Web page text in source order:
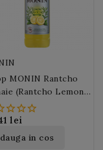
MONIN Rantcho
(Rantcho Lemon/
100cl PET
lei
in cos